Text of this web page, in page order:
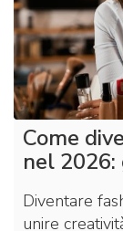
Come
nel
Diventare
unire